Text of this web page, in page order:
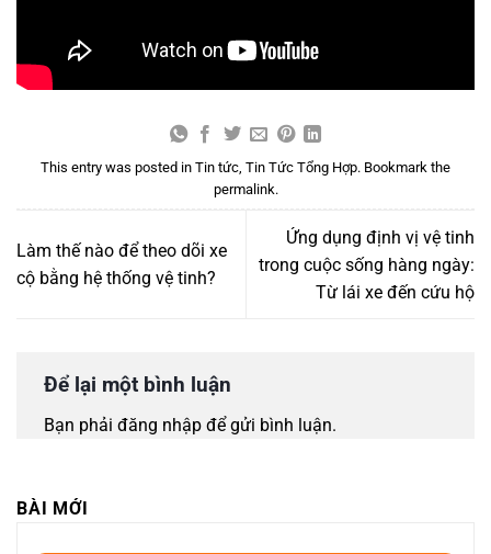
This entry was posted in Tin tức Tin Tức Tổng Hợp. Bookmark the
permalink.
Làm thế nào để theo dõi xe
cộ bằng hệ thống vệ tinh?
Ứng dụng định vị vệ tinh
trong cuộc sống hàng ngày:
Từ lái xe đến cứu hộ
Để lại một bình luận
Bạn phải đăng nhập để gửi bình luận.
BÀI MỚI